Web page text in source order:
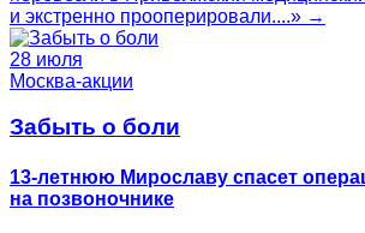
и экстренно прооперировали....» →
28 июля
Москва-акции
Забыть о боли
13-летнюю Мирославу спасет
на позвоночнике